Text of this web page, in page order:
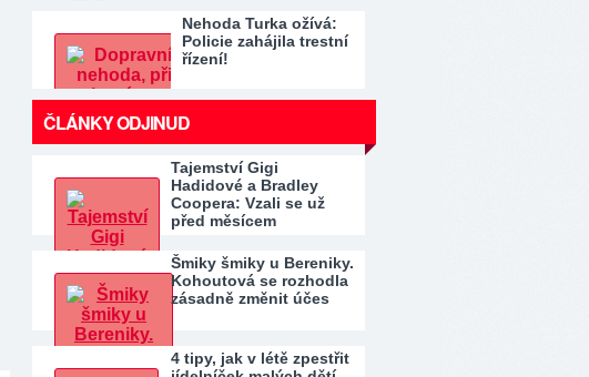
Nehoda Turka ožívá:
Policie zahájila trestní
řízení!
ČLÁNKY ODJINUD
Tajemství Gigi
Hadidové a Bradley
Coopera: Vzali se už
před měsícem
Šmiky šmiky u Bereniky.
Kohoutová se rozhodla
zásadně změnit účes
4 tipy, jak v létě zpestřit